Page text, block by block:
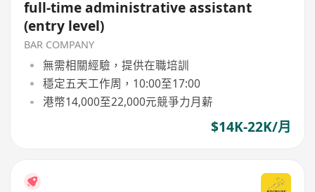
full-time administrative assistant
(entry level)
BAR COMPANY
無需相關經驗，提供在職培訓
穩定五天工作周，10:00至17:00
港幣14,000至22,000元競爭力月薪
$14K-22K/月